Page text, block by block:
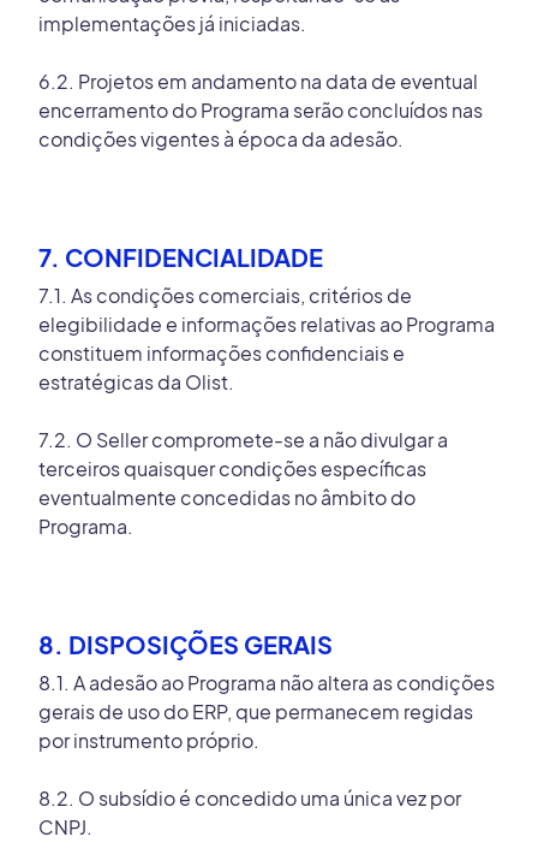
implementações já iniciadas.
6.2. Projetos em andamento na data de eventual
encerramento do Programa serão concluídos nas
condições vigentes à época da adesão.
7. CONFIDENCIALIDADE
7.1. As condições comerciais, critérios de
elegibilidade e informações relativas ao Programa
constituem informações confidenciais e
estratégicas da Olist.
7.2. O Seller compromete-se a não divulgar a
terceiros quaisquer condições específicas
eventualmente concedidas no âmbito do
Programa.
8. DISPOSIÇÕES GERAIS
8.1. A adesão ao Programa não altera as condições
gerais de uso do ERP, que permanecem regidas
por instrumento próprio.
8.2. O subsídio é concedido uma única vez por
CNPJ.